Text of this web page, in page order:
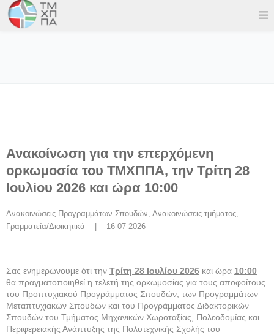
Ανακοίνωση για την επερχόμενη
ορκωμοσία του ΤΜΧΠΠΑ, την Τρίτη 28
Ιουλίου 2026 και ώρα 10:00
Ανακοινώσεις Προγραμμάτων Σπουδών, Ανακοινώσεις τμήματος
Γραμματεία/Διοικητικά
    |    16-07-2026
Σας ενημερώνουμε ότι την Τρίτη 28 Ιουλίου 2026 και ώρα 10:00
θα πραγματοποιηθεί η τελετή της ορκωμοσίας για τους αποφοίτους
του Προπτυχιακού Προγράμματος Σπουδών, των Προγραμμάτων
Μεταπτυχιακών Σπουδών και του Προγράμματος Διδακτορικών
Σπουδών του Τμήματος Μηχανικών Χωροταξίας, Πολεοδομίας και
Περιφερειακής Ανάπτυξης της Πολυτεχνικής Σχολής του